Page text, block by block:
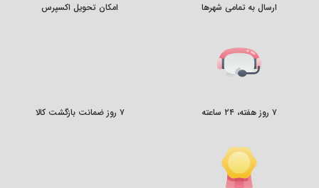
ارسال به تمامی شهرها امکان تحویل اکسپرس
۷ روز هفته، ۲۴ ساعته ۷ روز ضمانت بازگشت کالا